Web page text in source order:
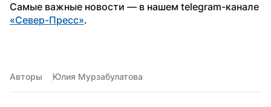
«Север-Пресс».
Авторы Юлия Мурзабулатова